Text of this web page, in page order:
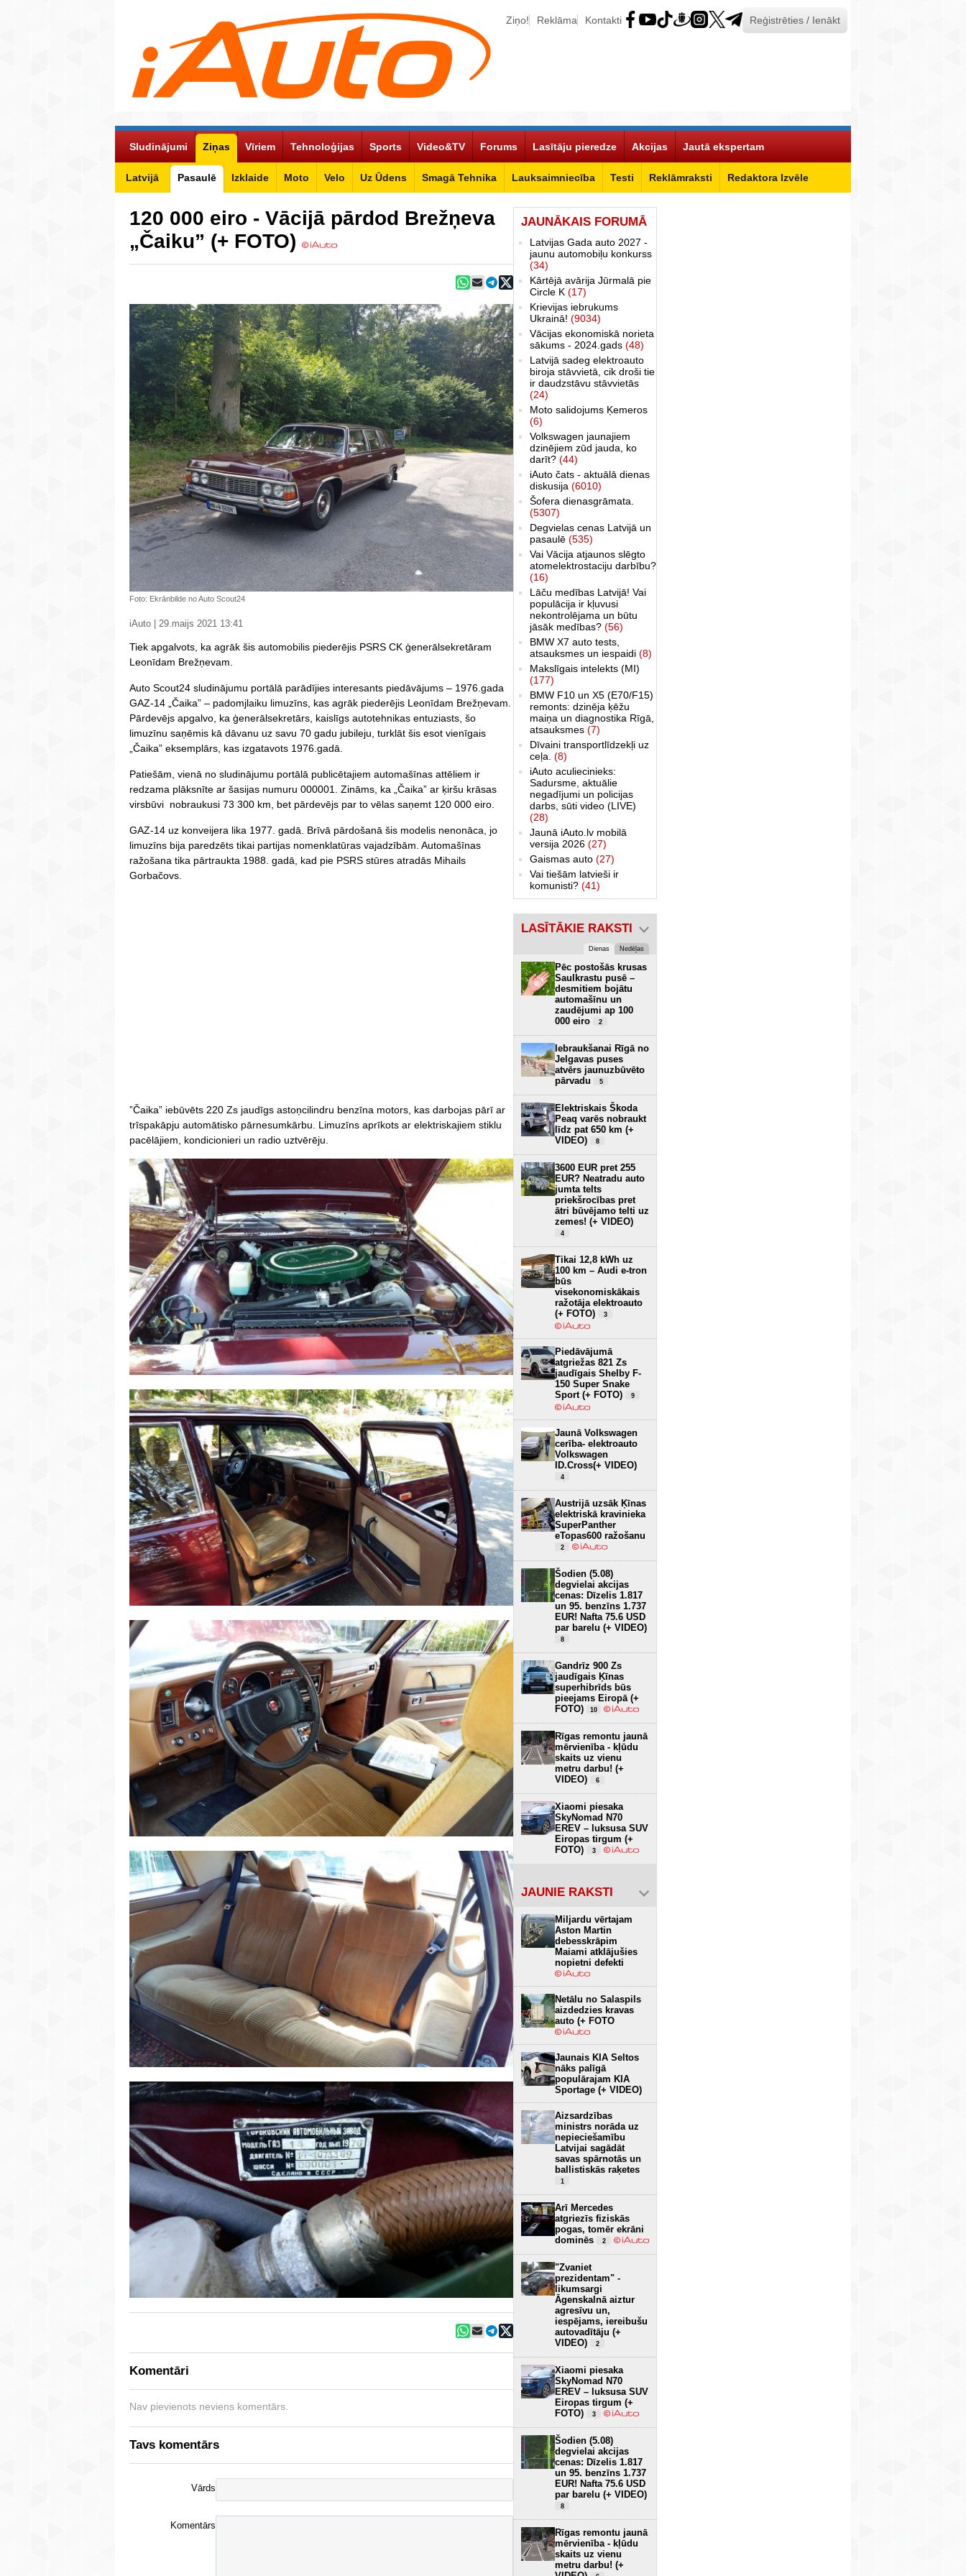
Ziņo! Reklāma Kontakti Reģistrēties / Ienākt
Sludinājumi Ziņas
Latvijā Pasaulē Izklaide Moto Velo Uz Ūdens Smagā Tehnika Lauksaimniecība Testi Reklāmraksti Redaktora Izvēle
Vīriem Tehnoloģijas Sports Video&TV Forums Lasītāju pieredze Akcijas Jautā ekspertam
120 000 eiro - Vācijā pārdod Brežņeva
„Čaiku” (+ FOTO)
Foto: Ekrānbilde no Auto Scout24
iAuto | 29.maijs 2021 13:41
Tiek apgalvots, ka agrāk šis automobilis piederējis PSRS CK ģenerālsekretāram
Leonīdam Brežņevam.
Auto Scout24 sludinājumu portālā parādījies interesants piedāvājums – 1976.gada
GAZ-14 „Čaika” – padomjlaiku limuzīns, kas agrāk piederējis Leonīdam Brežņevam.
Pārdevējs apgalvo, ka ģenerālsekretārs, kaislīgs autotehnikas entuziasts, šo
limuzīnu saņēmis kā dāvanu uz savu 70 gadu jubileju, turklāt šis esot vienīgais
„Čaika” eksemplārs, kas izgatavots 1976.gadā.
Patiešām, vienā no sludinājumu portālā publicētajiem automašīnas attēliem ir
redzama plāksnīte ar šasijas numuru 000001. Zināms, ka „Čaika” ar ķiršu krāsas
virsbūvi nobraukusi 73 300 km, bet pārdevējs par to vēlas saņemt 120 000 eiro.
GAZ-14 uz konveijera lika 1977. gadā. Brīvā pārdošanā šis modelis nenonāca, jo
limuzīns bija paredzēts tikai partijas nomenklatūras vajadzībām. Automašīnas
ražošana tika pārtraukta 1988. gadā, kad pie PSRS stūres atradās Mihails
Gorbačovs.
”Čaika” iebūvēts 220 Zs jaudīgs astoņcilindru benzīna motors, kas darbojas pārī ar
trīspakāpju automātisko pārnesumkārbu. Limuzīns aprīkots ar elektriskajiem stiklu
pacēlājiem, kondicionieri un radio uztvērēju.
Komentāri
Nav pievienots neviens komentārs.
Tavs komentārs
Vārds
Komentārs
JAUNĀKAIS FORUMĀ
Latvijas Gada auto 2027 -
jaunu automobiļu konkurss
(34)
Kārtējā avārija Jūrmalā pie
Circle K (17)
Krievijas iebrukums
Ukrainā! (9034)
Vācijas ekonomiskā norieta
sākums - 2024.gads (48)
Latvijā sadeg elektroauto
biroja stāvvietā, cik droši tie
ir daudzstāvu stāvvietās
(24)
Moto salidojums Ķemeros
(6)
Volkswagen jaunajiem
dzinējiem zūd jauda, ko
darīt? (44)
iAuto čats - aktuālā dienas
diskusija (6010)
Šofera dienasgrāmata.
(5307)
Degvielas cenas Latvijā un
pasaulē (535)
Vai Vācija atjaunos slēgto
atomelektrostaciju darbību?
(16)
Lāču medības Latvijā! Vai
populācija ir kļuvusi
nekontrolējama un būtu
jāsāk medības? (56)
BMW X7 auto tests,
atsauksmes un iespaidi (8)
Makslīgais intelekts (MI)
(177)
BMW F10 un X5 (E70/F15)
remonts: dzinēja ķēžu
maiņa un diagnostika Rīgā,
atsauksmes (7)
Dīvaini transportlīdzekļi uz
ceļa. (8)
iAuto aculiecinieks:
Sadursme, aktuālie
negadījumi un policijas
darbs, sūti video (LIVE)
(28)
Jaunā iAuto.lv mobilā
versija 2026 (27)
Gaismas auto (27)
Vai tiešām latvieši ir
komunisti? (41)
LASĪTĀKIE RAKSTI
Dienas Nedēļas
Pēc postošās krusas
Saulkrastu pusē –
desmitiem bojātu
automašīnu un
zaudējumi ap 100
000 eiro
2
Iebraukšanai Rīgā no
Jelgavas puses
atvērs jaunuzbūvēto
pārvadu
5
Elektriskais Škoda
Peaq varēs nobraukt
līdz pat 650 km (+
VIDEO)
8
3600 EUR pret 255
EUR? Neatradu auto
jumta telts
priekšrocības pret
ātri būvējamo telti uz
zemes! (+ VIDEO)
4
Tikai 12,8 kWh uz
100 km – Audi e-tron
būs
visekonomiskākais
ražotāja elektroauto
(+ FOTO)
3
Piedāvājumā
atgriežas 821 Zs
jaudīgais Shelby F-
150 Super Snake
Sport (+ FOTO)
9
Jaunā Volkswagen
cerība- elektroauto
Volkswagen
ID.Cross(+ VIDEO)
4
Austrijā uzsāk Ķīnas
elektriskā kravinieka
SuperPanther
eTopas600 ražošanu
2
Šodien (5.08)
degvielai akcijas
cenas: Dīzelis 1.817
un 95. benzīns 1.737
EUR! Nafta 75.6 USD
par barelu (+ VIDEO)
8
Gandrīz 900 Zs
jaudīgais Ķīnas
superhibrīds būs
pieejams Eiropā (+
FOTO)
10
Rīgas remontu jaunā
mērvienība - kļūdu
skaits uz vienu
metru darbu! (+
VIDEO)
6
Xiaomi piesaka
SkyNomad N70
EREV – luksusa SUV
Eiropas tirgum (+
FOTO)
3
JAUNIE RAKSTI
Miljardu vērtajam
Aston Martin
debesskrāpim
Maiami atklājušies
nopietni defekti
Netālu no Salaspils
aizdedzies kravas
auto (+ FOTO
Jaunais KIA Seltos
nāks palīgā
populārajam KIA
Sportage (+ VIDEO)
Aizsardzības
ministrs norāda uz
nepieciešamību
Latvijai sagādāt
savas spārnotās un
ballistiskās raķetes
1
Arī Mercedes
atgriezīs fiziskās
pogas, tomēr ekrāni
dominēs
2
"Zvaniet
prezidentam" -
likumsargi
Āgenskalnā aiztur
agresīvu un,
iespējams, iereibušu
autovadītāju (+
VIDEO)
2
Xiaomi piesaka
SkyNomad N70
EREV – luksusa SUV
Eiropas tirgum (+
FOTO)
3
Šodien (5.08)
degvielai akcijas
cenas: Dīzelis 1.817
un 95. benzīns 1.737
EUR! Nafta 75.6 USD
par barelu (+ VIDEO)
8
Rīgas remontu jaunā
mērvienība - kļūdu
skaits uz vienu
metru darbu! (+